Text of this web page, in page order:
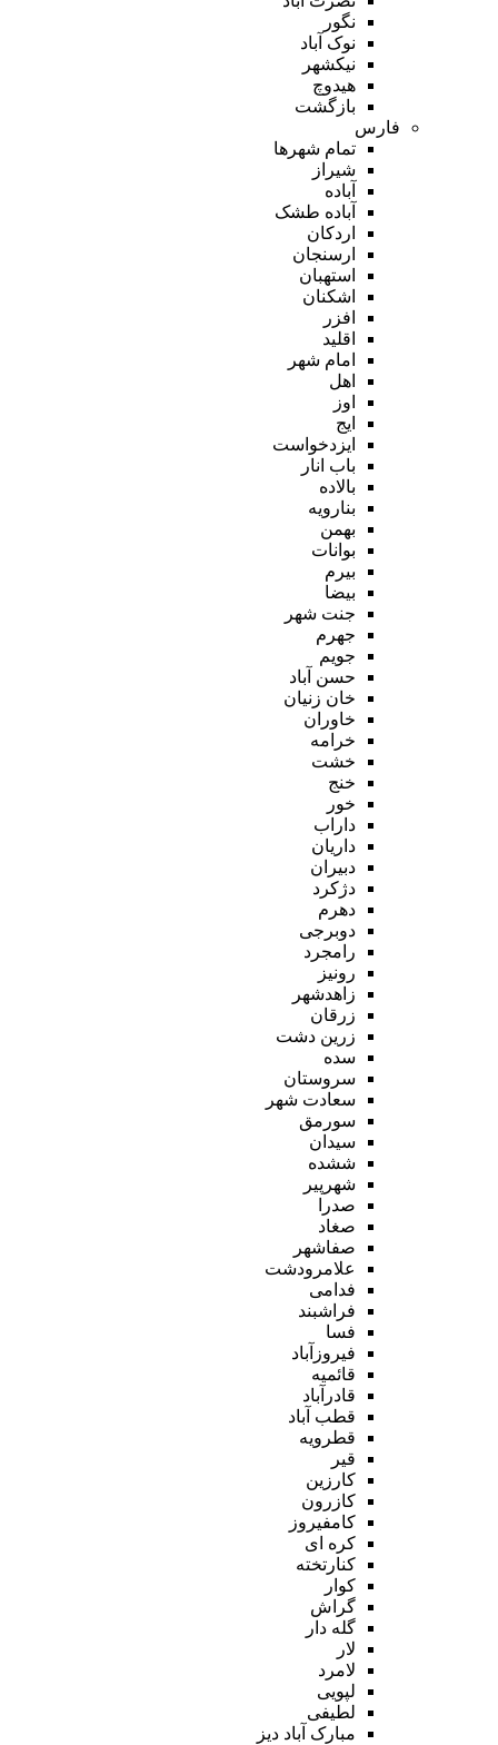
نگور
نوک آباد
نیکشهر
هیدوچ
بازگشت
فارس
تمام شهر‌ها
شیراز
آباده
آباده طشک
اردکان
ارسنجان
استهبان
اشکنان
افزر
اقلید
امام شهر
اهل
اوز
ایج
ایزدخواست
باب انار
بالاده
بنارویه
بهمن
بوانات
بیرم
بیضا
جنت شهر
جهرم
جویم
حسن آباد
خان زنیان
خاوران
خرامه
خشت
خنج
خور
داراب
داریان
دبیران
دژکرد
دهرم
دوبرجی
رامجرد
رونیز
زاهدشهر
زرقان
زرین دشت
سده
سروستان
سعادت شهر
سورمق
سیدان
ششده
شهرپیر
صدرا
صغاد
صفاشهر
علامرودشت
فدامی
فراشبند
فسا
فیروزآباد
قائمیه
قادرآباد
قطب آباد
قطرویه
قیر
کارزین
کازرون
کامفیروز
کره ای
کنارتخته
کوار
گراش
گله دار
لار
لامرد
لپویی
لطیفی
مبارک آباد دیز